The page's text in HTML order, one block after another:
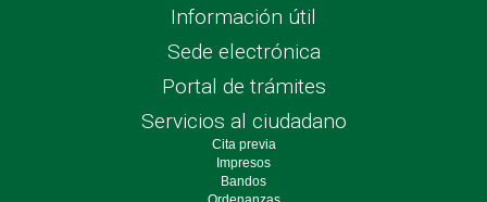
Información útil
Sede electrónica
Portal de trámites
Servicios al ciudadano
Cita previa
Impresos
Bandos